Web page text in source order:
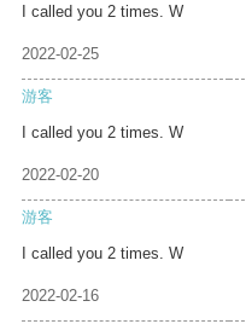
I called you 2 times. W
2022-02-25
游客
I called you 2 times. W
2022-02-20
游客
I called you 2 times. W
2022-02-16